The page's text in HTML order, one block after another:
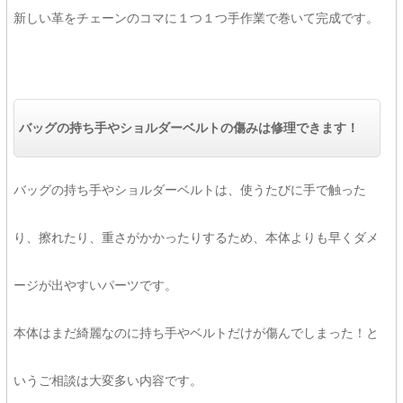
新しい革をチェーンのコマに１つ１つ手作業で巻いて完成です。
バッグの持ち手やショルダーベルトの傷みは修理できます！
バッグの持ち手やショルダーベルトは、使うたびに手で触った
り、擦れたり、重さがかかったりするため、本体よりも早くダメ
ージが出やすいパーツです。
本体はまだ綺麗なのに持ち手やベルトだけが傷んでしまった！と
いうご相談は大変多い内容です。